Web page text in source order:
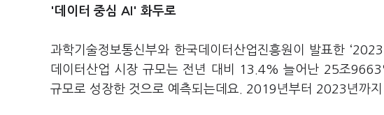
'데이터 중심 AI' 화두로
과학기술정보통신부와 한국데이터산업진흥원이 발표한 ‘2023
데이터산업 시장 규모는 전년 대비
13.4%늘어난 25조9663
규모로 성장한 것으로 예측되는데요 . 2019 년부터 2023 년까지